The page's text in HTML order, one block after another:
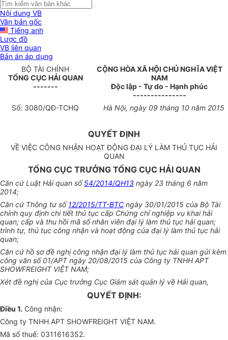
Nội dung VB
Văn bản gốc
Tiếng anh
Lược đồ
VB liên quan
Bản án áp dụng
BỘ TÀI CHÍNH
TỔNG CỤC HẢI QUAN
-------
CỘNG HÒA XÃ HỘI CHỦ NGHĨA VIỆT
NAM
Độc lập - Tự do - Hạnh phúc
---------------
Số: 3080/QĐ-TCHQ Hà Nội, ngày 09 tháng 10 năm 2015
QUYẾT ĐỊNH
VỀ VIỆC CÔNG NHẬN HOẠT ĐỘNG ĐẠI LÝ LÀM THỦ TỤC HẢI
QUAN
TỔNG CỤC TRƯỞNG TỔNG CỤC HẢI QUAN
Căn cứ Luật Hải quan số54/2014/QH13 ngày 23 tháng 6 năm
2014;
Căn cứ Thông tư số12/2015/TT-BTC ngày 30/01/2015 của Bộ Tài
chính quy định chi tiết thủ tục cấp Chứng chỉ nghiệp vụ khai hải
quan; cấp và thu hồi mã số nhân viên đại lý làm thủ tục hải quan;
trình tự, thủ tục công nhận và hoạt động của đại lý làm thủ tục hải
quan;
Căn cứ hồ sơ đề nghị công nhận đại lý làm thủ tục hải quan gửi kèm
công văn số 01/APT ngày 20/08/2015 của Công ty TNHH APT
SHOWFREIGHT VIỆT NAM;
Xét đề nghị của Cục trưởng Cục Giám sát quản lý về Hải quan,
QUYẾT ĐỊNH:
Điều 1. Công nhận:
Công ty TNHH APT SHOWFREIGHT VIỆT NAM.
Mã số thuế: 0311616352.